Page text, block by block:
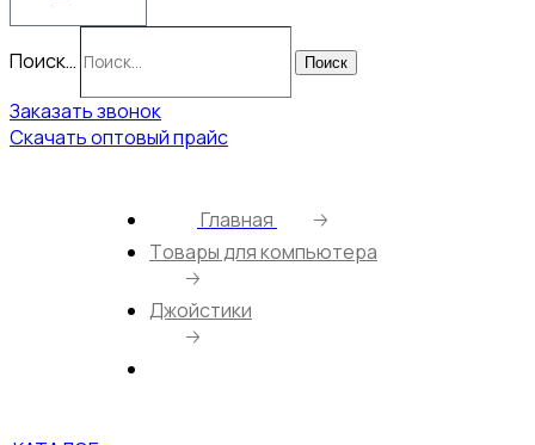
Поиск… Поиск
Заказать звонок
Скачать оптовый прайс
Главная
🡢
Tовары для компьютера
🡢
Джойстики
🡢